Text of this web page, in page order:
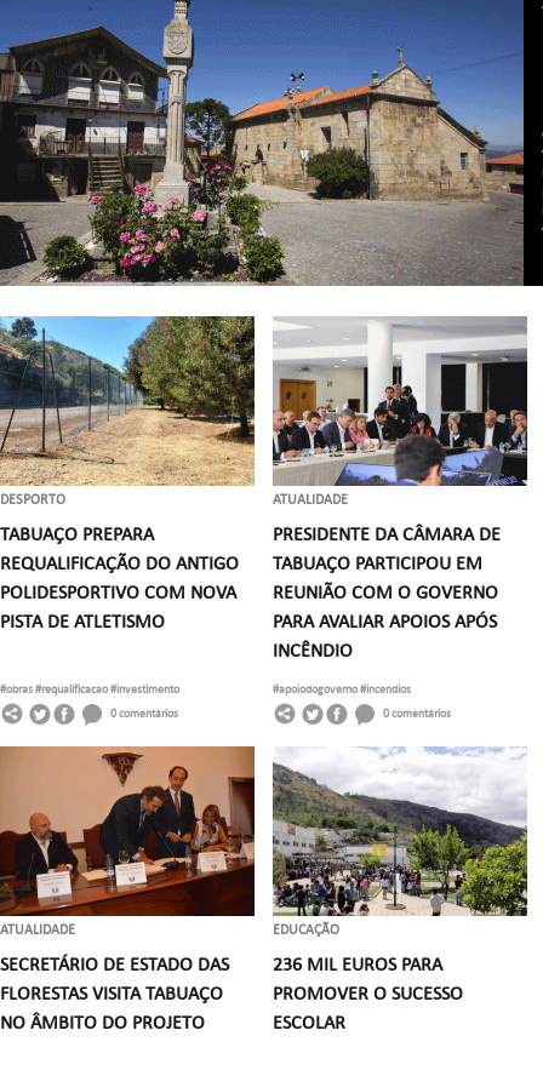
DESPORTO
TABUAÇO PREPARA
REQUALIFICAÇÃO DO ANTIGO
POLIDESPORTIVO COM NOVA
PISTA DE ATLETISMO
#obras #requalificacao #investimento
0 comentários
ATUALIDADE
PRESIDENTE DA CÂMARA DE
TABUAÇO PARTICIPOU EM
REUNIÃO COM O GOVERNO
PARA AVALIAR APOIOS APÓS
INCÊNDIO
#apoiodogoverno #incendios
0 comentários
ATUALIDADE
SECRETÁRIO DE ESTADO DAS
FLORESTAS VISITA TABUAÇO
NO ÂMBITO DO PROJETO
EDUCAÇÃO
236 MIL EUROS PARA
PROMOVER O SUCESSO
ESCOLAR